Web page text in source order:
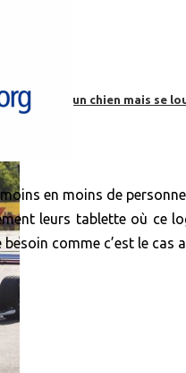
évite un chien mais se
en moins de
leurs tablette où ce
comme c’est le cas